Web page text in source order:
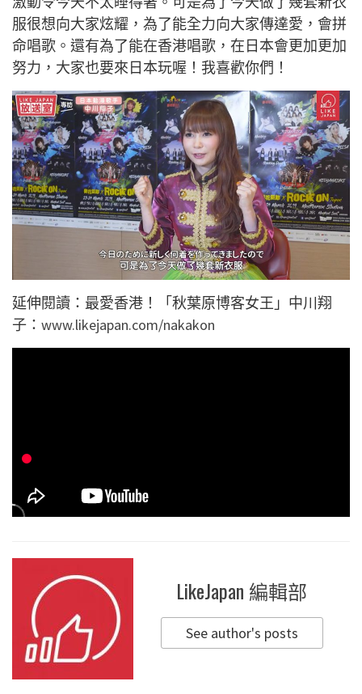
服很想向大家炫耀，為了能全力向大家傳達愛，會拼
命唱歌。還有為了能在香港唱歌，在日本會更加更加
努力，大家也要來日本玩喔！我喜歡你們！
延伸閱讀：最愛香港！「秋葉原博客女王」中川翔
子： www.likejapan.com/nakakon
LikeJapan 編輯部
See author's posts